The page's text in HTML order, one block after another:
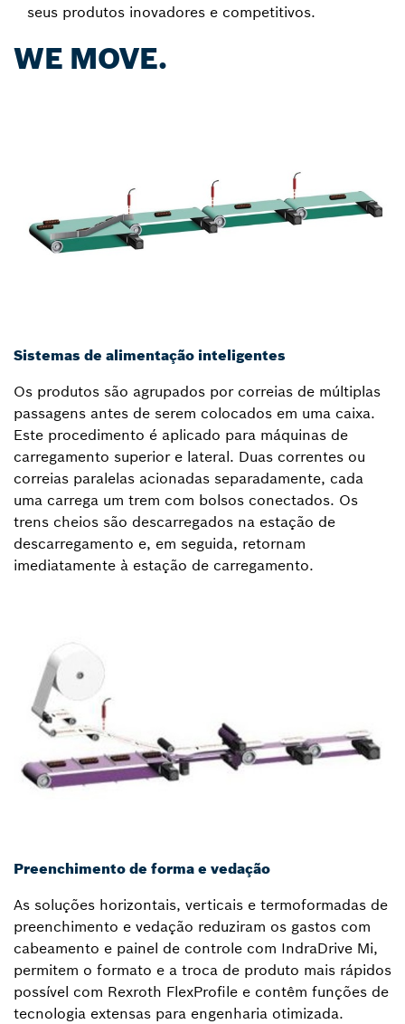
seus produtos inovadores e competitivos.
WE MOVE.
Sistemas de alimentação inteligentes
Os produtos são agrupados por correias de múltiplas
passagens antes de serem colocados em uma caixa.
Este procedimento é aplicado para máquinas de
carregamento superior e lateral. Duas correntes ou
correias paralelas acionadas separadamente, cada
uma carrega um trem com bolsos conectados. Os
trens cheios são descarregados na estação de
descarregamento e, em seguida, retornam
imediatamente à estação de carregamento.
Preenchimento de forma e vedação
As soluções horizontais, verticais e termoformadas de
preenchimento e vedação reduziram os gastos com
cabeamento e painel de controle com IndraDrive Mi,
permitem o formato e a troca de produto mais rápidos
possível com Rexroth FlexProfile e contêm funções de
tecnologia extensas para engenharia otimizada.